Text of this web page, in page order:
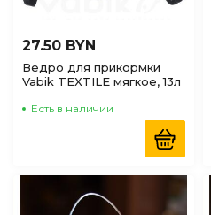
27.50 BYN
Ведро для прикормки
Vabik TEXTILE мягкое, 13л
Есть в наличии